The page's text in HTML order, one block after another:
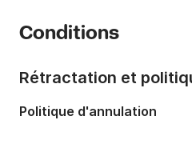
Capacité à bord:
Conditions
Rétractation et
Politique d'annulation